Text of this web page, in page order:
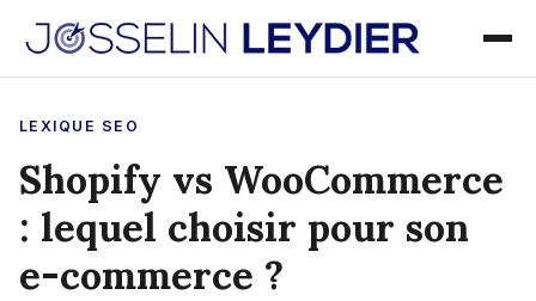
LEXIQUE SEO
Shopify vs WooCommerce
: lequel choisir pour son
e-commerce ?